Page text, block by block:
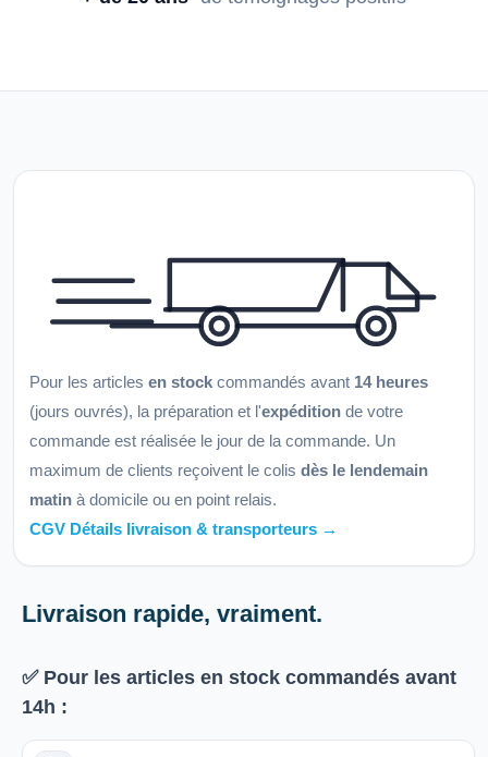
Pour les articles en stock commandés avant 14 heures
(jours ouvrés), la préparation et l'expédition de votre
commande est réalisée le jour de la commande. Un
maximum de clients reçoivent le colis dès le lendemain
matin à domicile ou en point relais.
CGV Détails livraison & transporteurs →
Livraison rapide, vraiment.
✅ Pour les articles en stock commandés avant
14h :